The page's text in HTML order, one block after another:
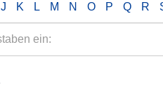
J K L M N O P Q R